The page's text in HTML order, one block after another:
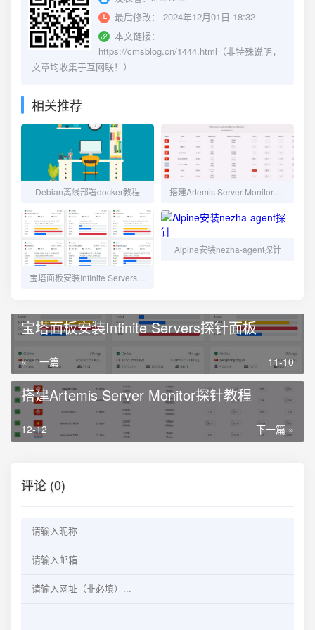
最后修改：
2024年12月01日 18:32
本文链接：
https://cmsblog.cn/1444.html（非特殊说明，
文章均收集于互网联！）
相关推荐
Debian离线部署docker教程
Alpine安装nezha-agent探针
宝塔面板安装Infinite Servers探针面板
« 上一篇 11-10
搭建Artemis Server Monitor探针教程
下一篇 »
12-12
评论 (0)